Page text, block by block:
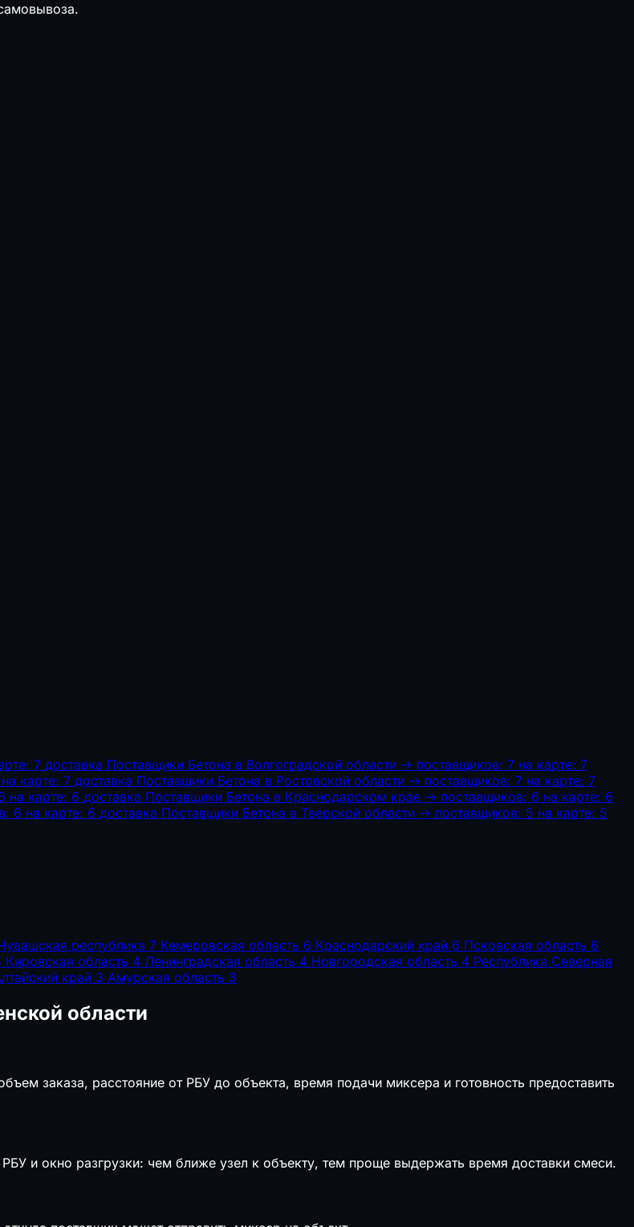
7 доставка Поставщики Бетона в Волгоградской области → поставщиков: 7 на карте: 7
на карте: 7 доставка Поставщики Бетона в Ростовской области → поставщиков: 7 на карте: 7
на карте: 6 доставка Поставщики Бетона в Краснодарском крае → поставщиков: 6 на карте: 6
6 на карте: 6 доставка Поставщики Бетона в Тверской области → поставщиков: 5 на карте: 5
республика 7 Кемеровская область 6 Краснодарский край 6 Псковская область 6
Кировская область 4 Ленинградская область 4 Новгородская область 4 Республика Северная
край 3 Амурская область 3
области
заказа, расстояние от РБУ до объекта, время подачи миксера и готовность предоставить
и окно разгрузки: чем ближе узел к объекту, тем проще выдержать время доставки смеси.